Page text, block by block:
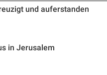
und auferstanden
in Jerusalem